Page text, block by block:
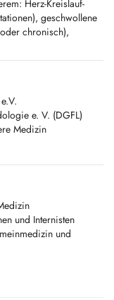
Herz-Kreislauf-
geschwollene
chronisch),
COPD oder
Sodbrennen/ Reflux,
Abklärung auffälliger
Nierenfunktion
unbeabsichtigter
(Anämie), Gelenk-
und
Diagnostik,
internistischer sowie
wie
12-Kanal-EKG,
e. V. (DGFL)
Medizin
und Internisten
und